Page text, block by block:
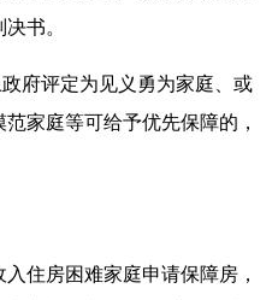
书。
评定为见义勇为家庭、或
家庭等可给予优先保障的，
房困难家庭申请保障房，